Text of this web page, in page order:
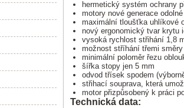
hermetický systém ochrany
motory nové generace
maximální tloušťka uhlíkové
nový ergonomický tvar krytu
vysoká rychlost střihání 1,8
možnost stříhání třemi směry
minimální poloměr řezu
šířka stopy jen 5 mm
odvod třísek spodem
střihací souprava, která
motor přizpůsobený k práci
Technická data: